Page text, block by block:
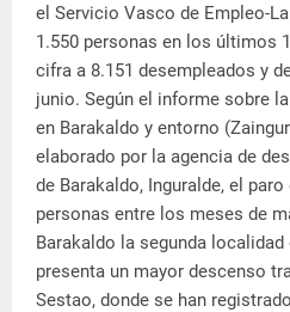
el Servicio Vasco de Empleo-
1.550 personas en los últimos
cifra a 8.151 desempleados y
junio. Según el informe sobre
en Barakaldo y entorno
elaborado por la agencia de
de Barakaldo, Inguralde, el
personas entre los meses de
Barakaldo la segunda
presenta un mayor descenso
Sestao, donde se han